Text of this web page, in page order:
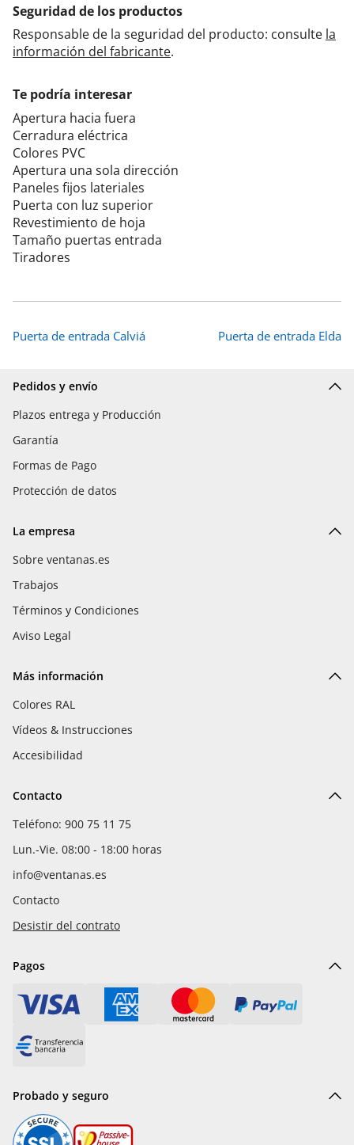
Seguridad de los productos
Responsable de la seguridad del producto: consulte la
información del fabricante.
Te podría interesar
Apertura hacia fuera
Cerradura eléctrica
Colores PVC
Apertura una sola dirección
Paneles fijos lateriales
Puerta con luz superior
Revestimiento de hoja
Tamaño puertas entrada
Tiradores
Puerta de entrada Calviá Puerta de entrada Elda
Pedidos y envío
Plazos entrega y Producción
Garantía
Formas de Pago
Protección de datos
La empresa
Sobre ventanas.es
Trabajos
Términos y Condiciones
Aviso Legal
Más información
Colores RAL
Vídeos & Instrucciones
Accesibilidad
Contacto
Teléfono: 900 75 11 75
Lun.-Vie. 08:00 - 18:00 horas
info@ventanas.es
Contacto
Desistir del contrato
Pagos
Probado y seguro